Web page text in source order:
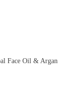
Face Oil & Argan